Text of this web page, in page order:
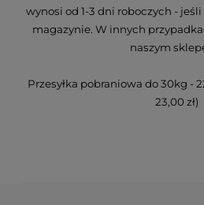
wynosi od 1-3 dni roboczych -
magazynie. W innych
naszym
Przesyłka pobraniowa do 30kg -
23,00 zł)